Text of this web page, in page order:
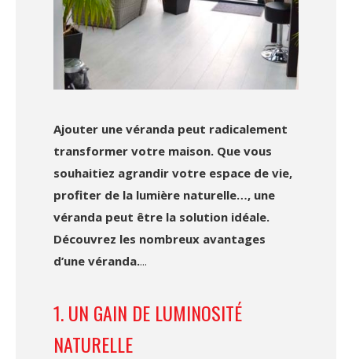
Ajouter une véranda peut radicalement
transformer votre maison. Que vous
souhaitiez agrandir votre espace de vie,
profiter de la lumière naturelle…, une
véranda peut être la solution idéale.
Découvrez les nombreux avantages
d’une véranda.
1. UN GAIN DE LUMINOSITÉ
NATURELLE